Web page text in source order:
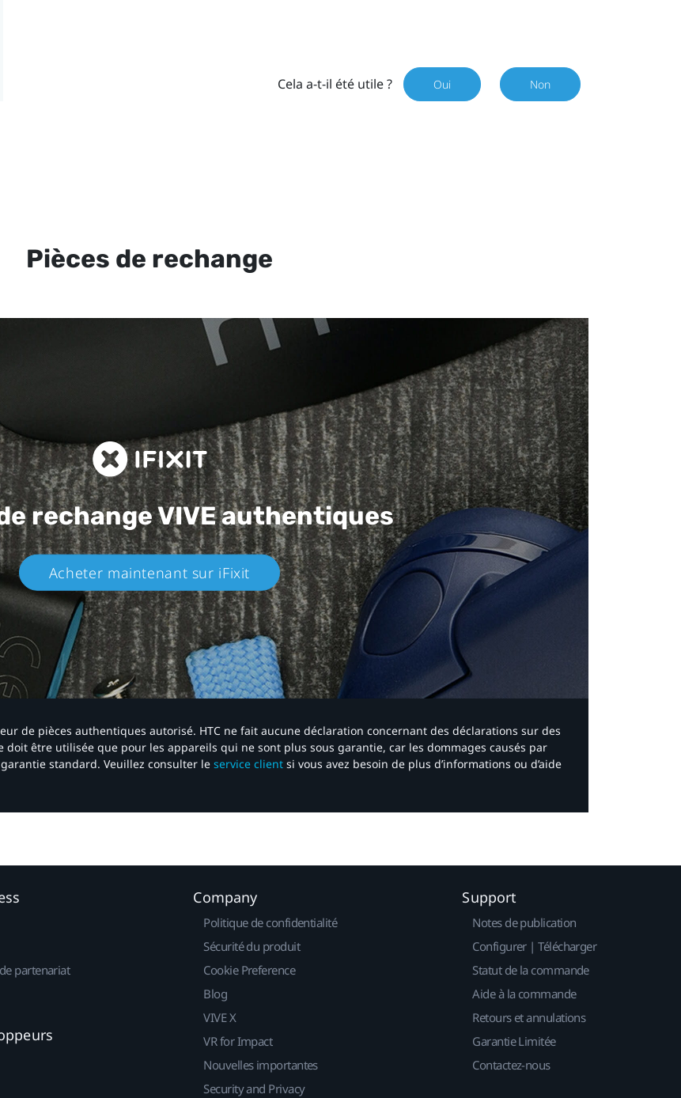
Cela a-t-il été utile ? Oui Non
Pièces de rechange
rechangeVIVE authentiques​
Acheter maintenant sur iFixit​
de pièces authentiques autorisé. HTC ne fait aucune déclaration concernant des déclarations sur des
doit être utilisée que pour les appareils qui ne sont plus sous garantie, car les dommages causés par
standard. Veuillez consulter le service client si vous avez besoin de plus d’informations ou d’aide
partenariat
Company
Politique de confidentialité
Sécurité du produit
Cookie Preference
Blog
VIVE X
VR for Impact
Nouvelles importantes
Security and Privacy
Support
Notes de publication
Configurer | Télécharger
Statut de la commande
Aide à la commande
Retours et annulations
Garantie Limitée
Contactez-nous